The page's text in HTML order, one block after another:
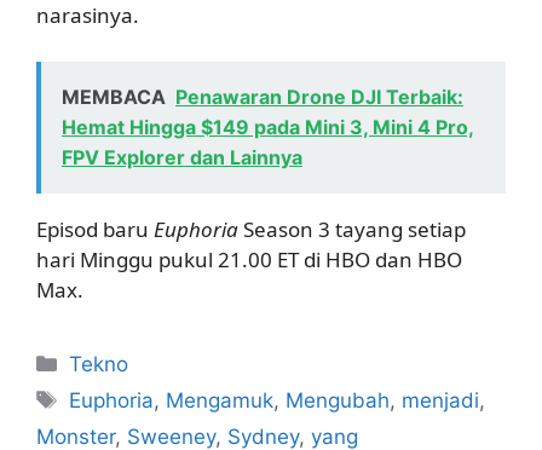
narasinya.
MEMBACA Penawaran Drone DJI Terbaik:
Hemat Hingga $149 pada Mini 3, Mini 4 Pro,
FPV Explorer dan Lainnya
Episod baru EuphoriaSeason 3 tayang setiap
hari Minggu pukul 21.00 ET di HBO dan HBO
Max.
Kategori
Tekno
Tag
Euphoria, Mengamuk, Mengubah, menjadi,
Monster, Sweeney, Sydney, yang